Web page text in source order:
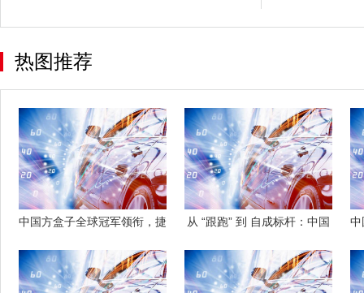
热图推荐
中国方盒子全球冠军领衔，捷
从 “跟跑” 到 自成标杆：中国
中